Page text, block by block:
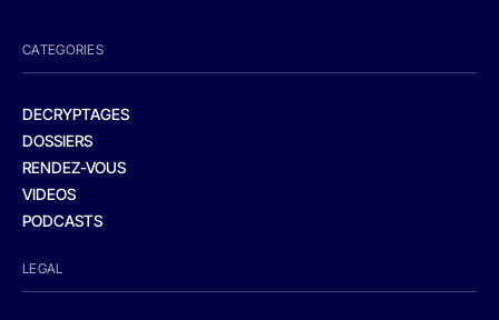
CATEGORIES
DECRYPTAGES
DOSSIERS
RENDEZ-VOUS
VIDEOS
PODCASTS
LEGAL